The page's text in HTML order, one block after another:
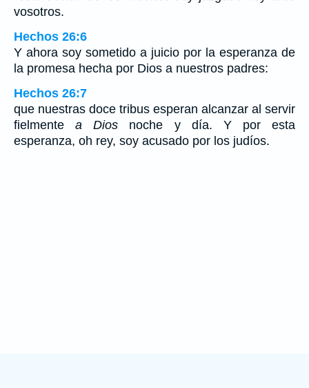
vosotros.
Hechos 26:6
Y ahora soy sometido a juicio por la esperanza de
la promesa hecha por Dios a nuestros padres:
Hechos 26:7
que nuestras doce tribus esperan alcanzar al servir
fielmentea Dios noche y día. Y por esta
esperanza, oh rey, soy acusado por los judíos.